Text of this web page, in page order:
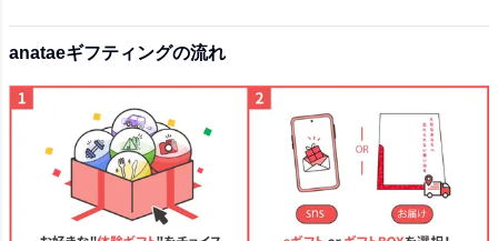
anataeギフティングの流れ